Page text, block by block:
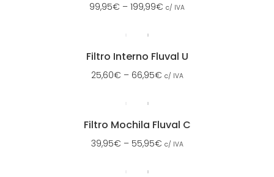
99,95€ – 199,99€ c/ IVA
Filtro Interno Fluval U
25,60€ – 66,95€ c/ IVA
Filtro Mochila Fluval C
39,95€ – 55,95€ c/ IVA